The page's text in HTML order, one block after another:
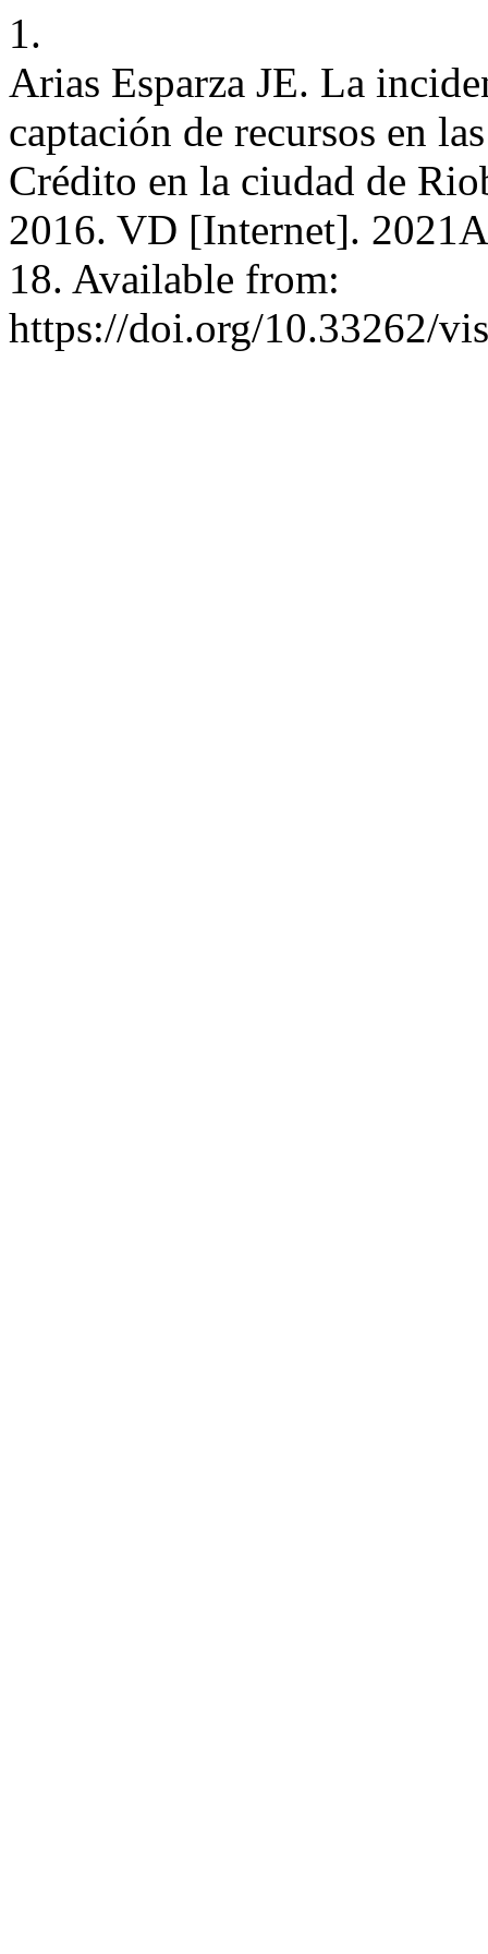
1.
Arias Esparza JE. La
captación de recursos en
Crédito en la ciudad de
2016. VD [Internet].
18. Available from:
https://doi.org/10.33262/